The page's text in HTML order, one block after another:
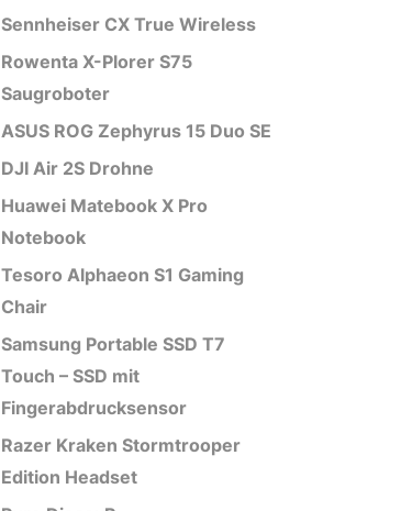
Sennheiser CX True Wireless
Rowenta X-Plorer S75
Saugroboter
ASUS ROG Zephyrus 15 Duo SE
DJI Air 2S Drohne
Huawei Matebook X Pro
Notebook
Tesoro Alphaeon S1 Gaming
Chair
Samsung Portable SSD T7
Touch – SSD mit
Fingerabdrucksensor
Razer Kraken Stormtrooper
Edition Headset